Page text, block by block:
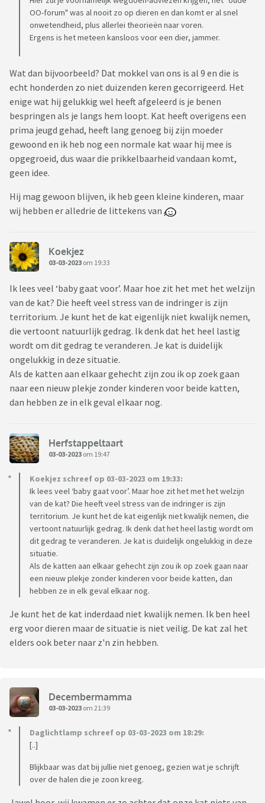
OO-forum" was al nooit zo op dieren en dan komt er al snel
onwetendheid, plus allerlei theorieën naar voren.
Ergens is het meteen kansloos voor een dier, jammer.
Wat dan bijvoorbeeld? Dat mokkel van ons is al 9 en die is
echt honderden zo niet duizenden keren gecorrigeerd. Het
enige wat hij gelukkig wel heeft afgeleerd is je benen
bespringen als je langs hem loopt. Kat heeft overigens een
prima jeugd gehad, heeft lang genoeg bij zijn moeder
gewoond en ik heb nog een normale kat waar hij mee is
opgegroeid, dus waar die prikkelbaarheid vandaan komt,
geen idee.
Hij mag gewoon blijven, ik heb geen kleine kinderen, maar
wij hebben er alledrie de littekens van
Koekjez
03-03-2023 om 19:33
Ik lees veel ‘baby gaat voor’. Maar hoe zit het met het welzijn
van de kat? Die heeft veel stress van de indringer is zijn
territorium. Je kunt het de kat eigenlijk niet kwalijk nemen,
die vertoont natuurlijk gedrag. Ik denk dat het heel lastig
wordt om dit gedrag te veranderen. Je kat is duidelijk
ongelukkig in deze situatie.
Als de katten aan elkaar gehecht zijn zou ik op zoek gaan
naar een nieuw plekje zonder kinderen voor beide katten,
dan hebben ze in elk geval elkaar nog.
Herfstappeltaart
03-03-2023 om 19:47
Koekjez schreef op 03-03-2023 om 19:33:
Ik lees veel ‘baby gaat voor’. Maar hoe zit het met het welzijn
van de kat? Die heeft veel stress van de indringer is zijn
territorium. Je kunt het de kat eigenlijk niet kwalijk nemen, die
vertoont natuurlijk gedrag. Ik denk dat het heel lastig wordt om
dit gedrag te veranderen. Je kat is duidelijk ongelukkig in deze
situatie.
Als de katten aan elkaar gehecht zijn zou ik op zoek gaan naar
een nieuw plekje zonder kinderen voor beide katten, dan
hebben ze in elk geval elkaar nog.
Je kunt het de kat inderdaad niet kwalijk nemen. Ik ben heel
erg voor dieren maar de situatie is niet veilig. De kat zal het
elders ook beter naar z'n zin hebben.
Decembermamma
03-03-2023 om 21:39
Daglichtlamp schreef op 03-03-2023 om 18:29:
[..]
Blijkbaar was dat bij jullie niet genoeg, gezien wat je schrijft
over de halen die je zoon kreeg.